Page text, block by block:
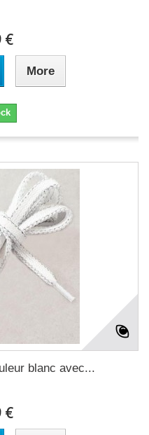
€
More
blanc avec...
€